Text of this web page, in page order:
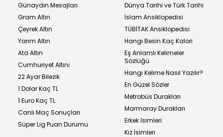
Günaydın Mesajları
Gram Altın
Çeyrek Altın
Yarım Altın
Ata Altın
Cumhuriyet Altını
22 Ayar Bilezik
1 Dolar Kaç TL
1 Euro Kaç TL
Canlı Maç Sonuçları
Süper Lig Puan Durumu
Dünya Tarihi ve Türk Tarihi
İslam Ansiklopedisi
TÜBİTAK Ansiklopedisi
Hangi Besin Kaç Kalori
Eş Anlamlı Kelimeler
Sözlüğü
Hangi Kelime Nasıl Yazılır?
En Güzel Sözler
Metrobüs Durakları
Marmaray Durakları
Erkek İsimleri
Kız İsimleri